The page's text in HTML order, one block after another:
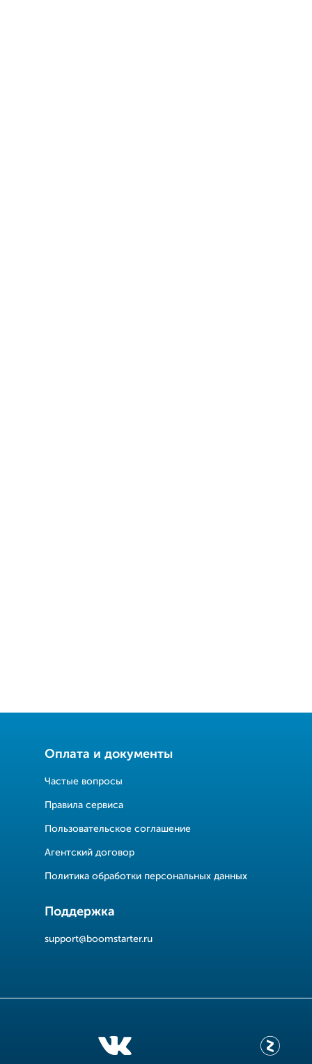
Оплата и документы
Частые вопросы
Правила сервиса
Пользовательское соглашение
Агентский договор
Политика обработки персональных данных
Поддержка
support@boomstarter.ru